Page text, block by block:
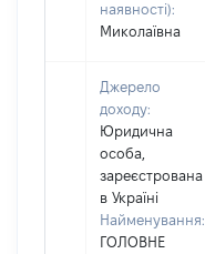
наявності):
Миколаївна
Джерело
доходу:
Юридична
особа,
зареєстрована
в Україні
Найменування:
ГОЛОВНЕ